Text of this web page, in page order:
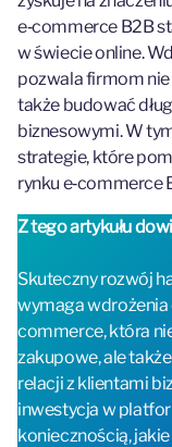
e‑commerce B2B
w świecie online.
pozwala firmom
także budować
biznesowymi. W
strategie, które
rynku e‑commerce
Z tego artykułu
Skuteczny rozwój
wymaga
commerce, która
zakupowe, ale
relacji z klientami
inwestycja w
koniecznością,